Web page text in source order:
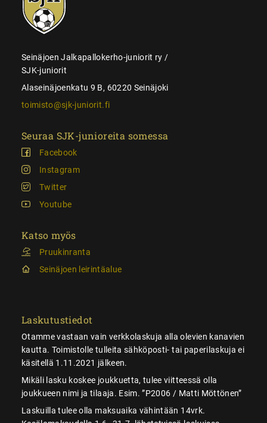
juniorit
Seinäjoen Jalkapallokerho-juniorit ry /
SJK-juniorit
Alaseinäjoenkatu 9 B, 60220 Seinäjoki
toimisto@sjk-juniorit.fi
Seuraa SJK-junioreita somessa
Facebook
Instagram
Twitter
Youtube
Katso myös
Pruukinranta
Seinäjoen leirintäalue
Laskutustiedot
Otamme vastaan vain verkkolaskuja alla olevien kanavien
kautta. Toimistolle tulleita sähköposti- tai paperilaskuja ei
käsitellä 1.11.2021 jälkeen.
Mikäli lasku koskee joukkuetta, tulee viitteessä olla
joukkueen nimi ja tilaaja. Esim. ”P2006 / Matti Möttönen”
Laskuilla tulee olla maksuaika vähintään 14vrk.